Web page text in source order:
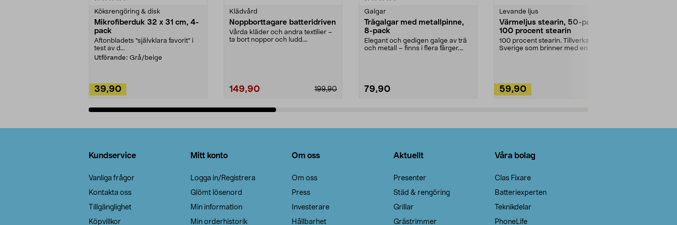
Köksrengöring & disk
Mikrofiberduk 32 x 31 cm, 4-
pack
Aftonbladets "självklara favorit” i
test av d...
Utförande: Grå/beige
39,90
Klädvård
Noppborttagare batteridriven
Vårda kläder och andra textilier –
ta bort noppor och ludd.
199,90
149,90
Galgar
Trägalgar med metallpinne,
8-pack
Elegant och gedigen galge av trä
och metall – finns i flera färger.
79,90
Levande ljus
Värmeljus stearin, 50-pack,
100 procent stearin
100 procent stearin. Tillverkade i
Sverige som brinner med en
59,90
Kundservice
Vanliga frågor
Kontakta oss
Tillgänglighet
Köpvillkor
Mitt konto
Logga in/Registrera
Glömt lösenord
Min information
Min orderhistorik
Om oss
Om oss
Press
Investerare
Hållbarhet
Aktuellt
Presenter
Städ & rengöring
Grillar
Grästrimmer
Våra bolag
Clas Fixare
Batteriexperten
Teknikdelar
PhoneLife